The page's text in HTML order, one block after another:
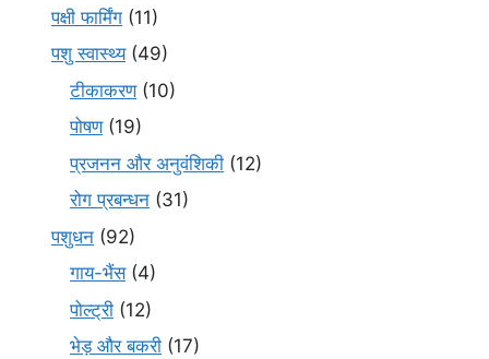
पक्षी फार्मिंग (11)
पशु स्वास्थ्य(49)
टीकाकरण(10)
पोषण(19)
प्रजनन और अनुवंशिकी (12)
रोग प्रबन्धन (31)
पशुधन (92)
गाय-भैंस(4)
पोल्ट्री (12)
भेड़ और बकरी (17)